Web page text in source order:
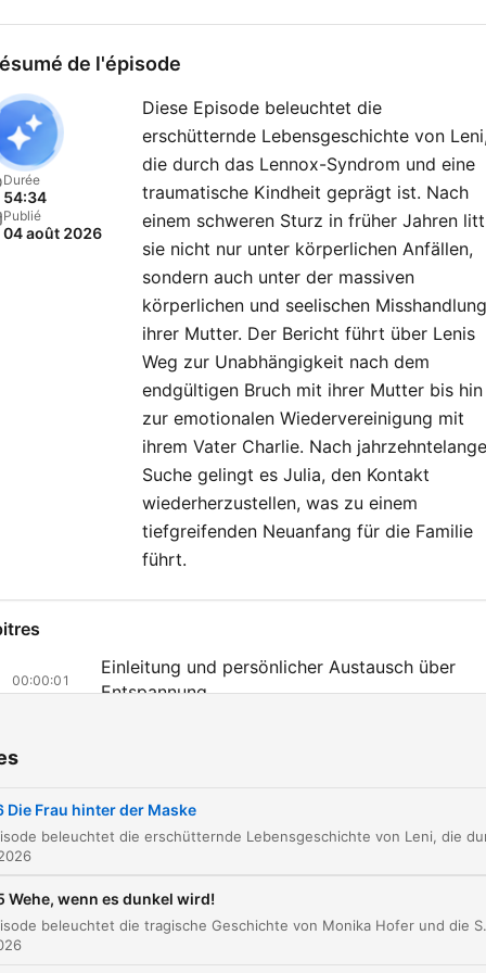
werden die Zuhörer um
überraschenden Ausgang.
True Crime trifft Emotion –
„Julia Leischik: Spurlos“, alle
zwei Wochen neu am
Mittwoch. Du möchtest
Werbung in diesem Podcast
schalten? Dann erfahre hier
mehr über die
Werbemöglichkeiten bei
Seven.One Audio:
https://www.seven.one/
audio
de l'épisode
Durée
54:34
Publié
04 août 2026
Diese Episode beleuchtet die
erschütternde Lebensgeschichte von Leni,
die durch das Lennox-Syndrom und eine
traumatische Kindheit geprägt ist. Nach
einem schweren Sturz in früher Jahren litt
sie nicht nur unter körperlichen Anfällen,
sondern auch unter der massiven
körperlichen und seelischen Misshandlung
ihrer Mutter. Der Bericht führt über Lenis
Weg zur Unabhängigkeit nach dem
endgültigen Bruch mit ihrer Mutter bis hin
zur emotionalen Wiedervereinigung mit
ihrem Vater Charlie. Nach
Suche gelingt es Julia, den Kontakt
wiederherzustellen, was zu einem
tiefgreifenden Neuanfang für die Familie
führt.
00:00:01
Einleitung und persönlicher Austausch über
Entspannung
00:08:05
durch einen Sturz
00:13:05
Die Rolle der Familie: Die fürsorgliche Oma und
00:15:23
Die Grausamkeit der Mutter und die körperliche
Misshandlung
Die Frau hinter der Maske
Wehe, wenn es dunkel wird!
Diese Episode beleuchtet die tragische Geschichte von Monika Hofer und die Serie wahlloser